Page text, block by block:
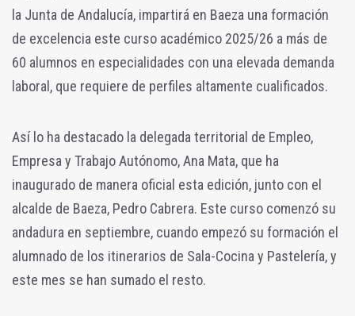
la Junta de Andalucía, impartirá en Baeza una formación
de excelencia este curso académico 2025/26 a más de
60 alumnos en especialidades con una elevada demanda
laboral, que requiere de perfiles altamente cualificados.
Así lo ha destacado la delegada territorial de Empleo,
Empresa y Trabajo Autónomo, Ana Mata, que ha
inaugurado de manera oficial esta edición, junto con el
alcalde de Baeza, Pedro Cabrera. Este curso comenzó su
andadura en septiembre, cuando empezó su formación el
alumnado de los itinerarios de Sala-Cocina y Pastelería, y
este mes se han sumado el resto.